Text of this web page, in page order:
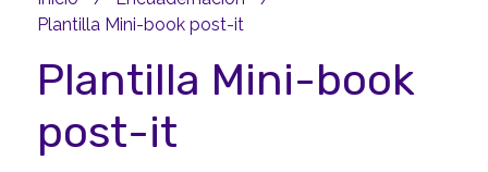
Plantilla Mini-book post-it
Plantilla Mini-book
post-it